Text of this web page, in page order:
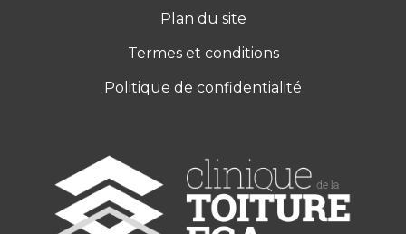
Plan du site
Termes et conditions
Politique de confidentialité